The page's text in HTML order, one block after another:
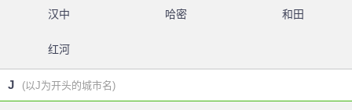
汉中 哈密 和田
红河
J (以J为开头的城市名)